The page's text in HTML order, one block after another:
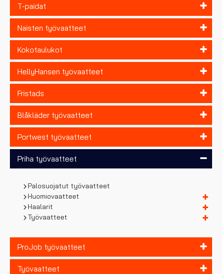
T-paidat
Naisten työvaatteet
Kokotaulukot
HellyHansen työvaatteet
Fristads
Blåkläder työvaatteet
Portwest työvaatteet
Priha työvaatteet
Palosuojatut työvaatteet
Huomiovaatteet
Haalarit
Työvaatteet
ProJob työvaatteet
Työvaatteet